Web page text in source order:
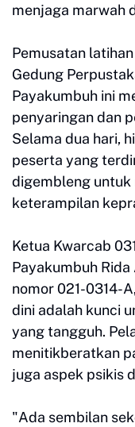
menjaga marwah
Pemusatan
Gedung
Payakumbuh ini
penyaringan dan
Selama dua hari,
peserta yang
digembleng
keterampilan
Ketua Kwarcab
Payakumbuh
nomor 021-0314-
dini adalah kunci
yang tangguh.
menitikberatkan
juga aspek psikis
"Ada sembilan